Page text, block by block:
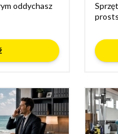
oddychasz